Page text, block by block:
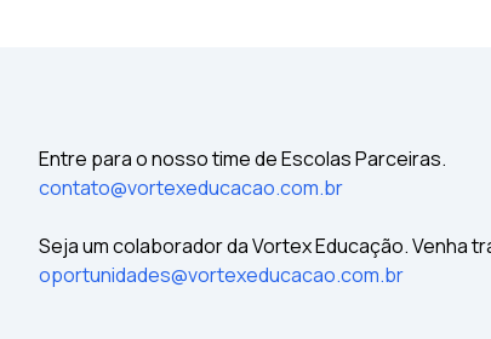
Entre para o nosso time de Escolas Parceiras.
contato@vortexeducacao.com.br
Seja um colaborador da Vortex Educação. Venha
oportunidades@vortexeducacao.com.br